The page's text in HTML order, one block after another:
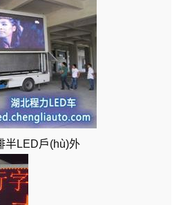
半LED戶(hù)外